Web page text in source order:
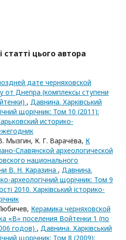
цього автора
дате черняховской
от Днепра (комплексы ступени
, Давнина. Харківський
щорічник: Том 10 (2011):
историко-
Мызгин, К. Г. Варачёва, К
Славянской археологической
национального
В. Н. Каразина , Давнина.
археологічний щорічник: Том 9
2010. Харківський історико-
Керамика черняховской
«В» поселения Войтенки 1 (по
годов) , Давнина. Харківський
щорічник: Том 8 (2009):